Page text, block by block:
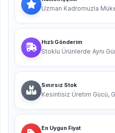
Uzman Kadromuzla
Hızlı Gönderim
Stoklu Ürünlerde Aynı
Sınırsız Stok
Kesintisiz Üretim Gücü,
En Uygun Fiyat